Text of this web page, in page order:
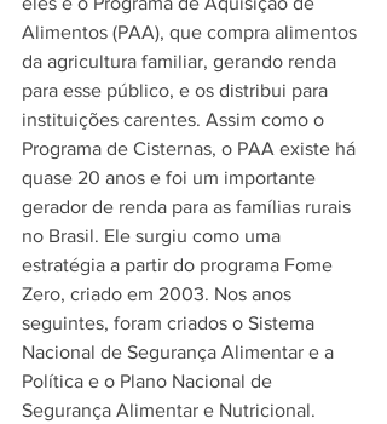
Alimentos (PAA), que compra alimentos
da agricultura familiar, gerando renda
para esse público, e os distribui para
instituições carentes. Assim como o
Programa de Cisternas, o PAA existe há
quase 20 anos e foi um importante
gerador de renda para as famílias rurais
no Brasil. Ele surgiu como uma
estratégia a partir do programa Fome
Zero, criado em 2003. Nos anos
seguintes, foram criados o Sistema
Nacional de Segurança Alimentar e a
Política e o Plano Nacional de
Segurança Alimentar e Nutricional.